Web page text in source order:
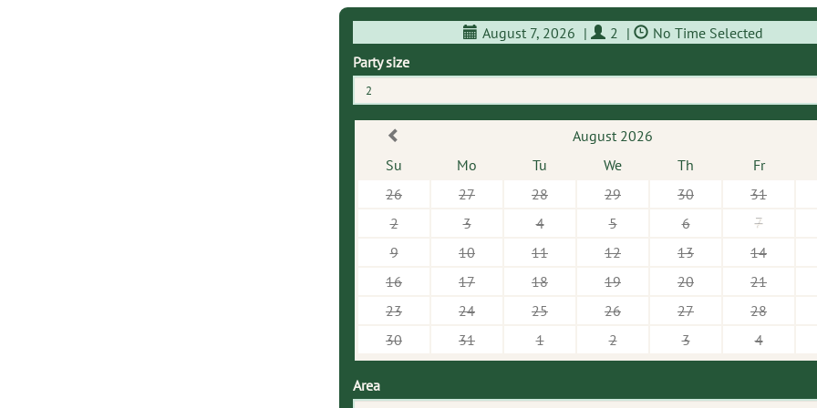
August 7, 2026 | 2 |
No Time Selected
Party size
2
August 2026
Su
Mo Tu We Th
Fr
26
27 28 29 30
31
2
3 4 5 6
7
9
10 11 12 13
14
16
17 18 19 20
21
23
24 25 26 27
28
30
31 1 2 3 4
Area